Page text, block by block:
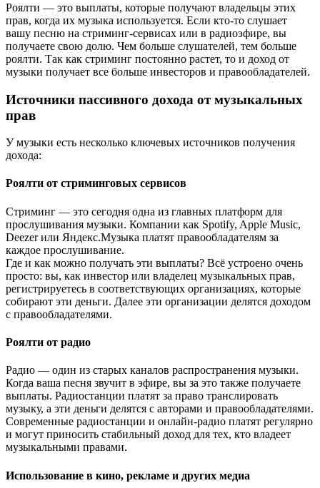
Роялти — это выплаты, которые получают владельцы этих
прав, когда их музыка используется. Если кто-то слушает
вашу песню на стриминг-сервисах или в радиоэфире, вы
получаете свою долю. Чем больше слушателей, тем больше
роялти. Так как стриминг постоянно растет, то и доход от
музыки получает все больше инвесторов и правообладателей.
Источники пассивного дохода от музыкальных
прав
У музыки есть несколько ключевых источников получения
дохода:
Роялти от стриминговых сервисов
Стриминг — это сегодня одна из главных платформ для
прослушивания музыки. Компании как Spotify, Apple Music,
Deezer или Яндекс.Музыка платят правообладателям за
каждое прослушивание.
Где и как можно получать эти выплаты? Всё устроено очень
просто: вы, как инвестор или владелец музыкальных прав,
регистрируетесь в соответствующих организациях, которые
собирают эти деньги. Далее эти организации делятся доходом
с правообладателями.
Роялти от радио
Радио — один из старых каналов распространения музыки.
Когда ваша песня звучит в эфире, вы за это также получаете
выплаты. Радиостанции платят за право транслировать
музыку, а эти деньги делятся с авторами и правообладателями.
Современные радиостанции и онлайн-радио платят регулярно
и могут приносить стабильный доход для тех, кто владеет
музыкальными правами.
Использование в кино, рекламе и других медиа